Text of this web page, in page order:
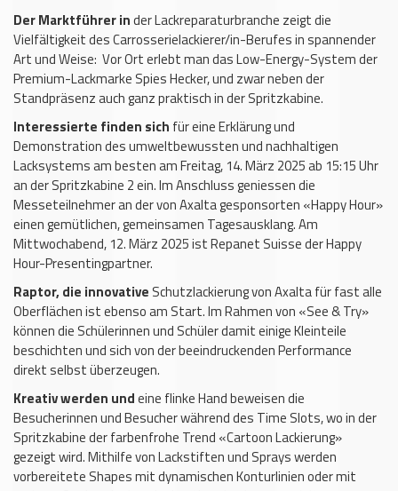
Der Marktführer inder Lackreparaturbranche zeigt die
Vielfältigkeit des Carrosserielackierer/in-Berufes in spannender
Art und Weise: Vor Ort erlebt man das Low-Energy-System der
Premium-Lackmarke Spies Hecker, und zwar neben der
Standpräsenz auch ganz praktisch in der Spritzkabine.
Interessierte finden sich für eine Erklärung und
Demonstration des umweltbewussten und nachhaltigen
Lacksystems am besten am Freitag, 14. März 2025 ab 15:15 Uhr
an der Spritzkabine 2 ein. Im Anschluss geniessen die
Messeteilnehmer an der von Axalta gesponsorten «Happy Hour»
einen gemütlichen, gemeinsamen Tagesausklang. Am
Mittwochabend, 12. März 2025 ist Repanet Suisse der Happy
Hour-Presentingpartner.
Raptor, die innovative Schutzlackierung von Axalta für fast alle
Oberflächen ist ebenso am Start. Im Rahmen von «See & Try»
können die Schülerinnen und Schüler damit einige Kleinteile
beschichten und sich von der beeindruckenden Performance
direkt selbst überzeugen.
Kreativ werden undeine flinke Hand beweisen die
Besucherinnen und Besucher während des Time Slots, wo in der
Spritzkabine der farbenfrohe Trend «Cartoon Lackierung»
gezeigt wird. Mithilfe von Lackstiften und Sprays werden
vorbereitete Shapes mit dynamischen Konturlinien oder mit